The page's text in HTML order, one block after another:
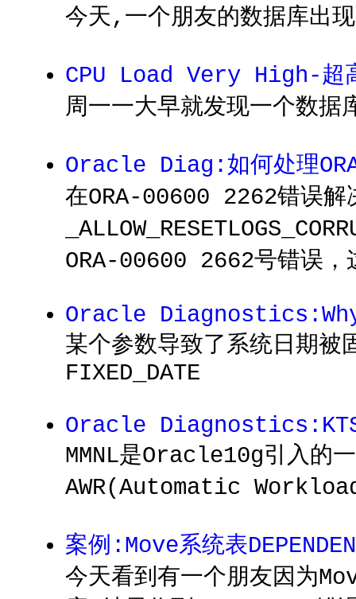
今天,一个朋友的数据库出
CPU Load Very High-超
周一一大早就发现一个数
Oracle Diag:如何处理
在ORA-00600 2262错误解
ORA-00600 2662号错误，
Oracle
某个参数导致了系统日期
FIXED_DATE
Oracle
MMNL是Oracle10g引入
AWR(Automatic
案例:Move系统表
今天看到有一个朋友因为